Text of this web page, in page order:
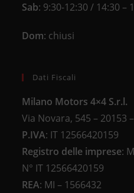
Sab: 9:30-12:30 / 14:30 –
Dom: chiusi
Dati Fiscali
Milano Motors 4×4 S.r.l.
Via Novara, 545 – 20153
P.IVA: IT 12566420159
Registro delle imprese:
N° IT 12566420159
REA: MI – 1566432